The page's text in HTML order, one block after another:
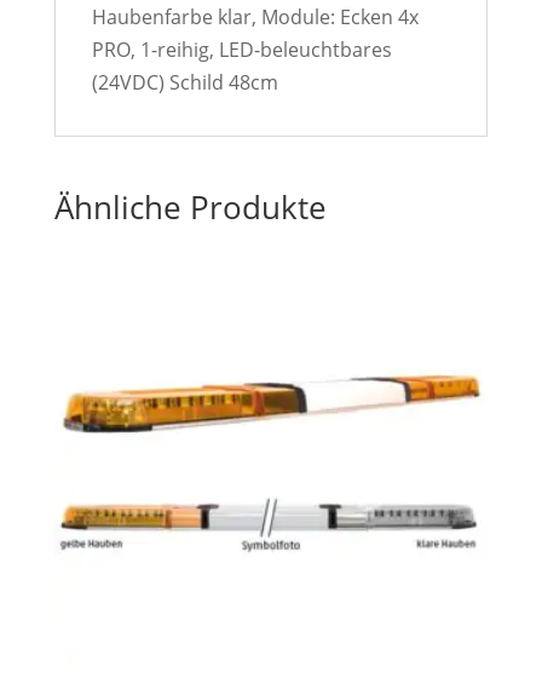
Haubenfarbe klar, Module: Ecken 4x
PRO, 1-reihig, LED-beleuchtbares
(24VDC) Schild 48cm
Ähnliche Produkte